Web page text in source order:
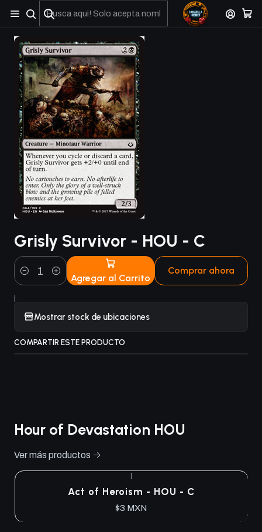
No olviden reportar sus depositos y transferencias por Whatsapp
Grisly Survivor - HOU - C
Cantidad Agregar al Carrito
Comprar ahora
|
Mostrar stock de ubicaciones
COMPARTIR ESTE PRODUCTO
Hour of Devastation HOU
Ver más productos
Act of Heroism - HOU - C
$3 MXN